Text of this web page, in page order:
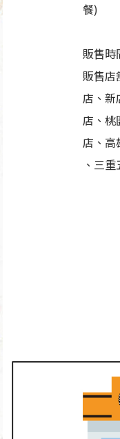
餐)
販售時
販售店
店、新
店、桃
店、高
、三